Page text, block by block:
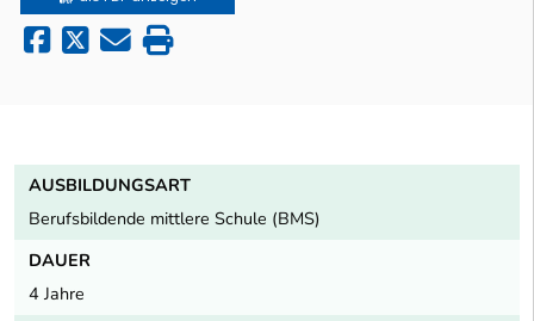
AUSBILDUNGSART
Berufsbildende mittlere Schule (BMS)
DAUER
4 Jahre